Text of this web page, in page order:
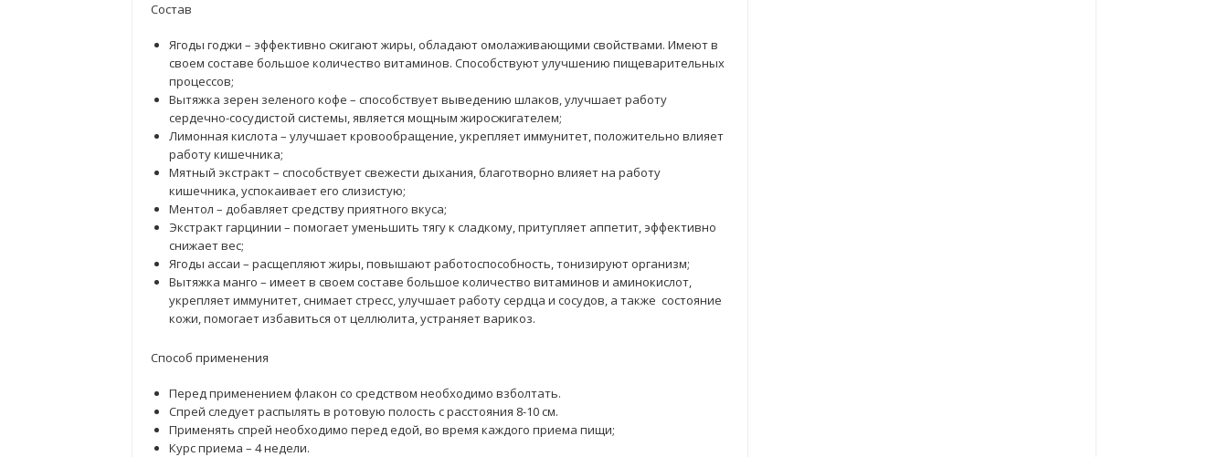
Состав
Ягоды годжи – эффективно сжигают жиры, обладают омолаживающими свойствами. Имеют в
своем составе большое количество витаминов. Способствуют улучшению пищеварительных
процессов;
Вытяжка зерен зеленого кофе – способствует выведению шлаков, улучшает работу
сердечно-сосудистой системы, является мощным жиросжигателем;
Лимонная кислота – улучшает кровообращение, укрепляет иммунитет, положительно влияет
работу кишечника;
Мятный экстракт – способствует свежести дыхания, благотворно влияет на работу
кишечника, успокаивает его слизистую;
Ментол – добавляет средству приятного вкуса;
Экстракт гарцинии – помогает уменьшить тягу к сладкому, притупляет аппетит, эффективно
снижает вес;
Ягоды ассаи – расщепляют жиры, повышают работоспособность, тонизируют организм;
Вытяжка манго – имеет в своем составе большое количество витаминов и аминокислот,
укрепляет иммунитет, снимает стресс, улучшает работу сердца и сосудов, а также состояние
кожи, помогает избавиться от целлюлита, устраняет варикоз.
Способ применения
Перед применением флакон со средством необходимо взболтать.
Спрей следует распылять в ротовую полость с расстояния 8-10 см.
Применять спрей необходимо перед едой, во время каждого приема пищи;
Курс приема – 4 недели.